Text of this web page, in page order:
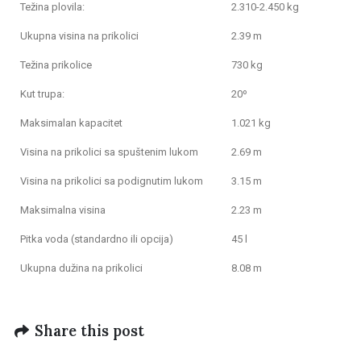
Težina plovila: 2.310-2.450 kg
Ukupna visina na prikolici 2.39 m
Težina prikolice 730 kg
Kut trupa: 20º
Maksimalan kapacitet 1.021 kg
Visina na prikolici sa spuštenim lukom 2.69 m
Visina na prikolici sa podignutim lukom 3.15 m
Maksimalna visina 2.23 m
Pitka voda (standardno ili opcija) 45 l
Ukupna dužina na prikolici 8.08 m
Share this post